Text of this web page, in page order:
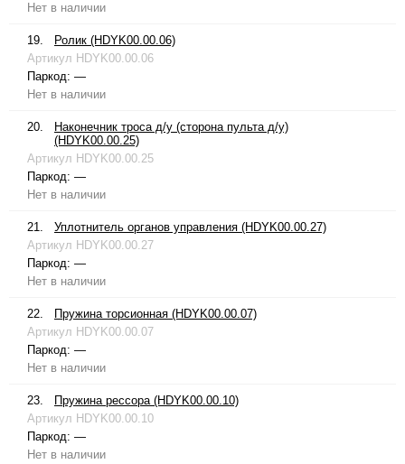
Нет в наличии
19.
Ролик (HDYK00.00.06)
Артикул HDYK00.00.06
Паркод: —
Нет в наличии
20.
Наконечник троса д/у (сторона пульта д/у)
(HDYK00.00.25)
Артикул HDYK00.00.25
Паркод: —
Нет в наличии
21.
Уплотнитель органов управления (HDYK00.00.27)
Артикул HDYK00.00.27
Паркод: —
Нет в наличии
22.
Пружина торсионная (HDYK00.00.07)
Артикул HDYK00.00.07
Паркод: —
Нет в наличии
23.
Пружина рессора (HDYK00.00.10)
Артикул HDYK00.00.10
Паркод: —
Нет в наличии